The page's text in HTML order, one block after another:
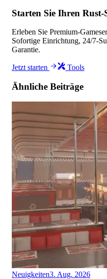
Starten Sie Ihren Rust-
Erleben Sie Premium-
Sofortige Einrichtung, 24/7-
Garantie.
Jetzt starten Tools
Ähnliche Beiträge
Neuigkeiten3. Aug. 2026